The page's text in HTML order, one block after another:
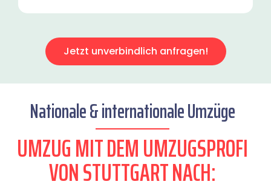
Jetzt unverbindlich anfragen!
Nationale & internationale Umzüge
UMZUG MIT DEM UMZUGSPROFI
VON STUTTGART NACH: